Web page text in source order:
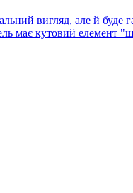
вигляд, але й буде
має кутовий елемент